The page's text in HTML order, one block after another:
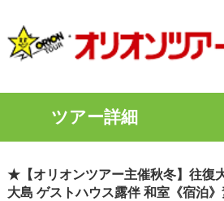
ツアー詳細
★【オリオンツアー主催秋冬】往復
大島 ゲストハウス露伴 和室《宿泊》